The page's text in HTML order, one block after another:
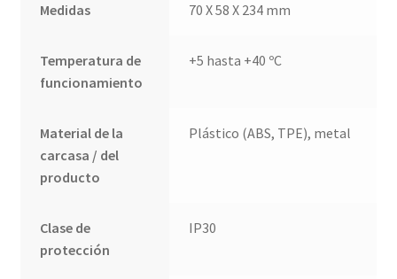
Medidas 70 X 58 X 234 mm
Temperatura de
funcionamiento
+5 hasta +40 ºC
Material de la
carcasa / del
producto
Plástico (ABS, TPE), metal
Clase de
protección
IP30